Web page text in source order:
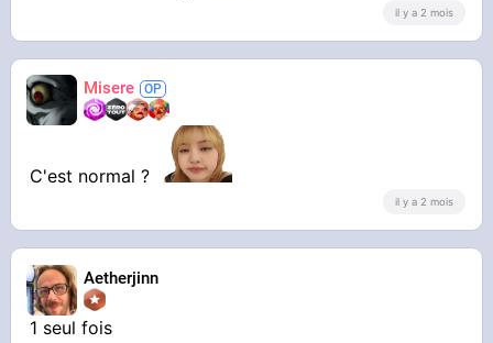
il y a 2 mois
Misere
C'est normal ?
il y a 2 mois
Aetherjinn
1 seul fois